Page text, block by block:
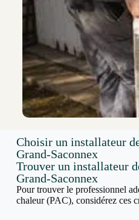
Choisir un installateur
Grand-Saconnex
Trouver un installateur
Grand-Saconnex
Pour trouver le professionnel
chaleur (PAC), considérez ces